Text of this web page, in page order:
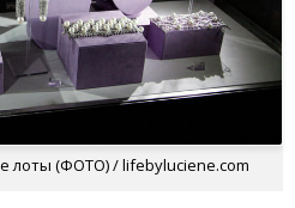
лоты (ФОТО) / lifebyluciene.com